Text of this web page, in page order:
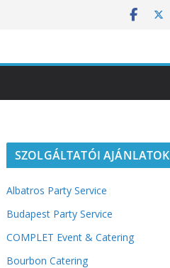
SZOLGÁLTATÓI AJÁNLATOK
Albatros Party Service
Budapest Party Service
COMPLET Event & Catering
Bourbon Catering